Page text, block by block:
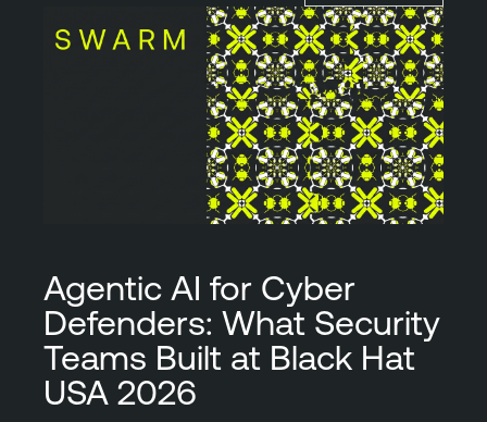
Agentic AI for Cyber
Defenders: What Security
Teams Built at Black Hat
USA 2026